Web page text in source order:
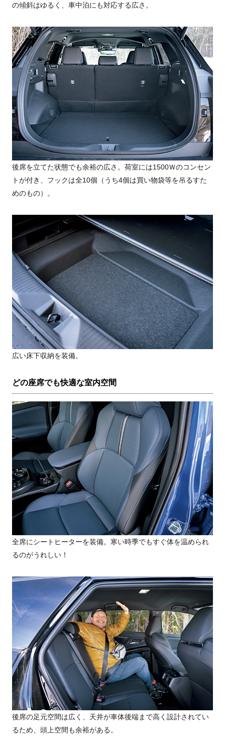
の傾斜はゆるく、車中泊にも対応する広さ。
後席を立てた状態でも余裕の広さ。荷室には1500Ｗのコンセン
トが付き、フックは全10個（うち4個は買い物袋等を吊るすた
めのもの）。
広い床下収納を装備。
どの座席でも快適な室内空間
全席にシートヒーターを装備。寒い時季でもすぐ体を温められ
るのがうれしい！
後席の足元空間は広く、天井が車体後端まで高く設計されてい
るため、頭上空間も余裕がある。